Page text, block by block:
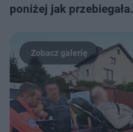
poniżej jak przebiegała.